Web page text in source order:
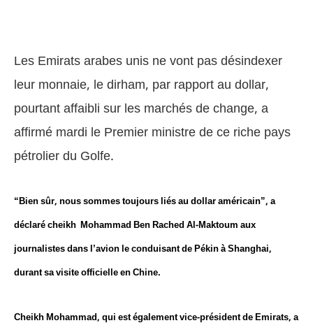
Les Emirats arabes unis ne vont pas désindexer
leur monnaie, le dirham, par rapport au dollar,
pourtant affaibli sur les marchés de change, a
affirmé mardi le Premier ministre de ce riche pays
pétrolier du Golfe.
“Bien sûr, nous sommes toujours liés au dollar américain”, a
déclaré cheikh Mohammad Ben Rached Al-Maktoum aux
journalistes dans l’avion le conduisant de Pékin à Shanghai,
durant sa visite officielle en Chine.
Cheikh Mohammad, qui est également vice-président de Emirats, a